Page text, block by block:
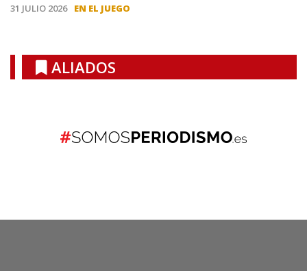
31 JULIO 2026 EN EL JUEGO
ALIADOS